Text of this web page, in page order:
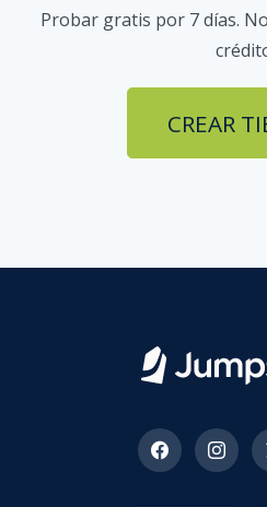
Probar gratis por 7 días.
CREAR